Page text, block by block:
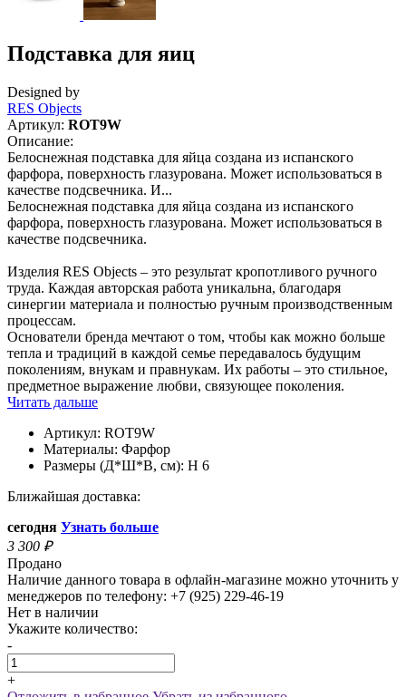
Подставка для яиц
Designed by
RES Objects
Артикул: ROT9W
Описание:
Белоснежная подставка для яйца создана из испанского
фарфора, поверхность глазурована. Может использоваться в
качестве подсвечника. И...
Белоснежная подставка для яйца создана из испанского
фарфора, поверхность глазурована. Может использоваться в
качестве подсвечника.
Изделия RES Objects – это результат кропотливого ручного
труда. Каждая авторская работа уникальна, благодаря
синергии материала и полностью ручным производственным
процессам.
Основатели бренда мечтают о том, чтобы как можно больше
тепла и традиций в каждой семье передавалось будущим
поколениям, внукам и правнукам. Их работы – это стильное,
предметное выражение любви, связующее поколения.
Читать дальше
Артикул: ROT9W
Материалы: Фарфор
Размеры (Д*Ш*В, см): H 6
Ближайшая доставка:
сегодня Узнать больше
3 300 ₽
Продано
Наличие данного товара в офлайн-магазине можно уточнить у
менеджеров по телефону: +7 (925) 229-46-19
Нет в наличии
Укажите количество:
-
+